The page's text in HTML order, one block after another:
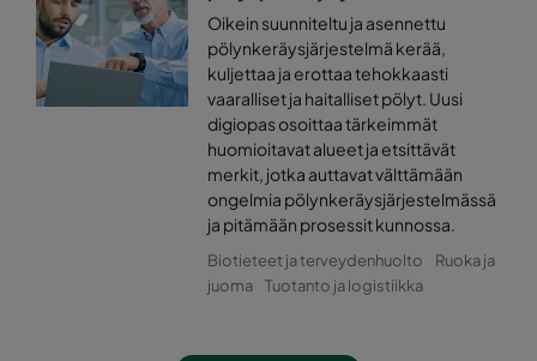
Oikein suunniteltu ja asennettu
pölynkeräysjärjestelmä kerää,
kuljettaa ja erottaa tehokkaasti
vaaralliset ja haitalliset pölyt. Uusi
digiopas osoittaa tärkeimmät
huomioitavat alueet ja etsittävät
merkit, jotka auttavat välttämään
ongelmia pölynkeräysjärjestelmässä
ja pitämään prosessit kunnossa.
Biotieteet ja terveydenhuolto
Ruoka ja
juoma
Tuotanto ja logistiikka